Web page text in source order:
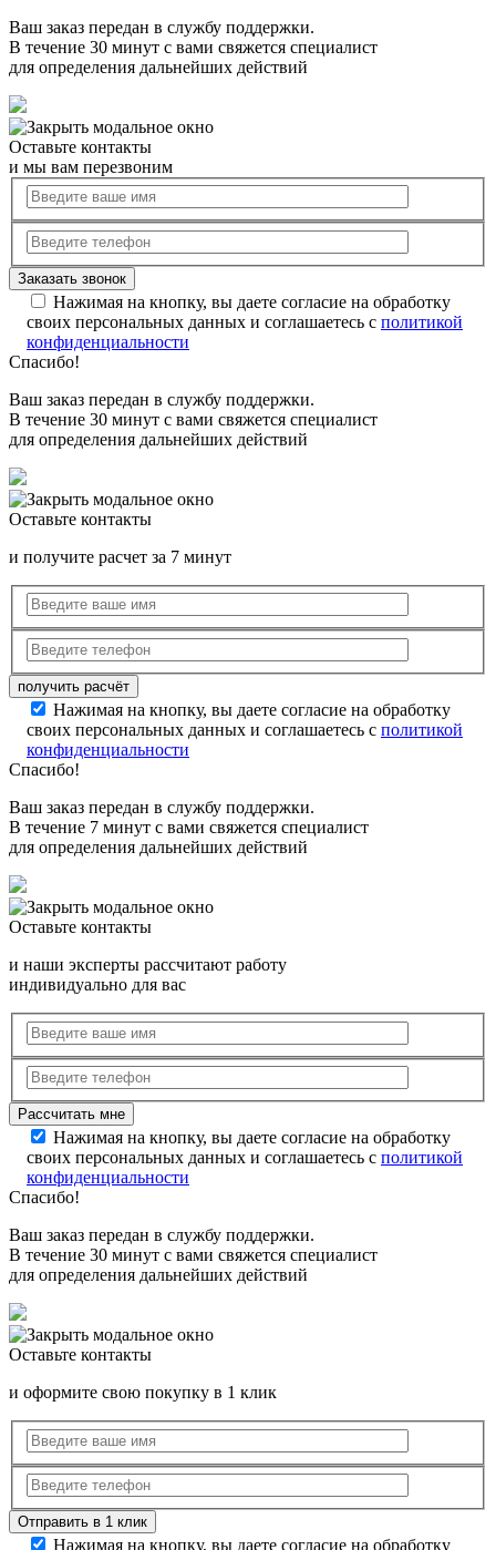
Ваш заказ передан в службу поддержки.
В течение 30 минут с вами свяжется специалист
для определения дальнейших действий
Оставьте контакты
и мы вам перезвоним
Нажимая на кнопку, вы даете согласие на обработку
своих персональных данных и соглашаетесь с политикой
конфиденциальности
Спасибо!
Ваш заказ передан в службу поддержки.
В течение 30 минут с вами свяжется специалист
для определения дальнейших действий
Оставьте контакты
и получите расчет за 7 минут
Нажимая на кнопку, вы даете согласие на обработку
своих персональных данных и соглашаетесь с политикой
конфиденциальности
Спасибо!
Ваш заказ передан в службу поддержки.
В течение 7 минут с вами свяжется специалист
для определения дальнейших действий
Оставьте контакты
и наши эксперты рассчитают работу
индивидуально для вас
Нажимая на кнопку, вы даете согласие на обработку
своих персональных данных и соглашаетесь с политикой
конфиденциальности
Спасибо!
Ваш заказ передан в службу поддержки.
В течение 30 минут с вами свяжется специалист
для определения дальнейших действий
Оставьте контакты
и оформите свою покупку в 1 клик
Нажимая на кнопку, вы даете согласие на обработку